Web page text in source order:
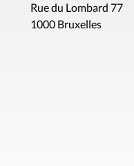
Rue du Lombard 77
1000 Bruxelles